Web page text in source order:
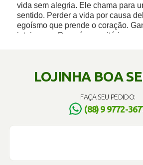
LOJINHA BOA
FAÇA SEU PEDIDO:
(88) 9 9772-